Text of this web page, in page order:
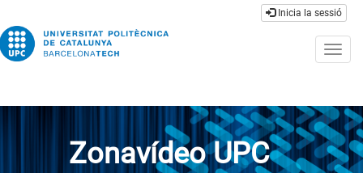
Inicia la sessió
Zonavídeo UPC